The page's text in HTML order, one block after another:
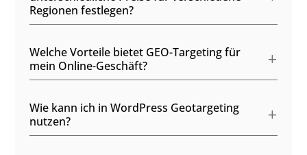
Regionen festlegen?
Welche Vorteile bietet GEO-Targeting für
mein Online-Geschäft?
Wie kann ich in WordPress Geotargeting
nutzen?